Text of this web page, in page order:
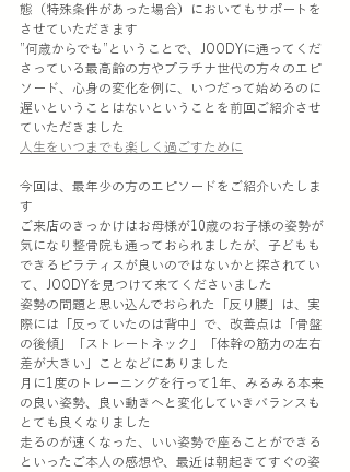
態（特殊条件があった場合）においてもサポートを
させていただきます
”何歳からでも”ということで、JOODYに通ってくだ
さっている最高齢の方やプラチナ世代の方々のエピ
ソード、心身の変化を例に、いつだって始めるのに
遅いということはないということを前回ご紹介させ
ていただきました
人生をいつまでも楽しく過ごすために
今回は、最年少の方のエピソードをご紹介いたしま
す
ご来店のきっかけはお母様が10歳のお子様の姿勢が
気になり整骨院も通っておられましたが、子どもも
できるピラティスが良いのではないかと探されてい
て、JOODYを見つけて来てくださいました
姿勢の問題と思い込んでおられた「反り腰」は、実
際には「反っていたのは背中」で、改善点は「骨盤
の後傾」「ストレートネック」「体幹の筋力の左右
差が大きい」ことなどにありました
月に1度のトレーニングを行って1年、みるみる本来
の良い姿勢、良い動きへと変化していきバランスも
とても良くなりました
走るのが速くなった、いい姿勢で座ることができる
といったご本人の感想や、最近は朝起きてすぐの姿